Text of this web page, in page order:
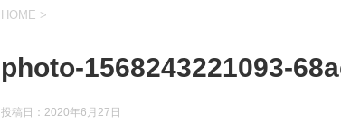
HOME >
photo-1568243221093-
投稿日： 2020年6月27日